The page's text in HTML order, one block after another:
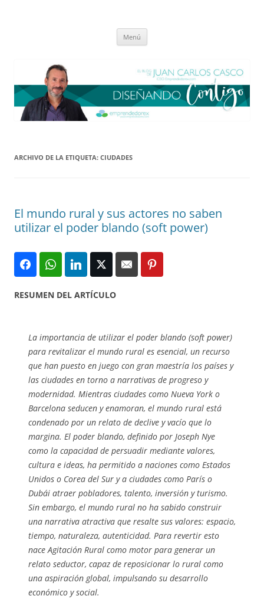
Menú
ARCHIVO DE LA ETIQUETA: CIUDADES
El mundo rural y sus actores no saben
utilizar el poder blando (soft power)
RESUMEN DEL ARTÍCULO
La importancia de utilizar el poder blando (soft power)
para revitalizar el mundo rural es esencial, un recurso
que han puesto en juego con gran maestría los países y
las ciudades en torno a narrativas de progreso y
modernidad. Mientras ciudades como Nueva York o
Barcelona seducen y enamoran, el mundo rural está
condenado por un relato de declive y vacío que lo
margina. El poder blando, definido por Joseph Nye
como la capacidad de persuadir mediante valores,
cultura e ideas, ha permitido a naciones como Estados
Unidos o Corea del Sur y a ciudades como París o
Dubái atraer pobladores, talento, inversión y turismo.
Sin embargo, el mundo rural no ha sabido construir
una narrativa atractiva que resalte sus valores: espacio,
tiempo, naturaleza, autenticidad. Para revertir esto
nace Agitación Rural como motor para generar un
relato seductor, capaz de reposicionar lo rural como
una aspiración global, impulsando su desarrollo
económico y social.